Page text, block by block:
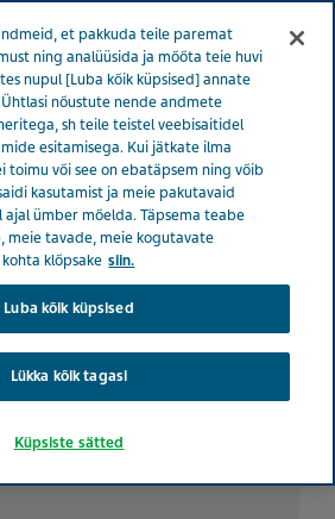
hoolitsemine Tevast
et pakkuda teile paremat
ning analüüsida ja mõõta teie huvi
nupul [Luba kõik küpsised] annate
Ühtlasi nõustute nende andmete
sh teile teistel veebisaitidel
esitamisega. Kui jätkate ilma
toimu või see on ebatäpsem ning võib
kasutamist ja meie pakutavaid
ajal ümber mõelda. Täpsema teabe
meie tavade, meie kogutavate
klõpsake siin.
Luba kõik küpsised
Lükka kõik tagasi
Küpsiste sätted